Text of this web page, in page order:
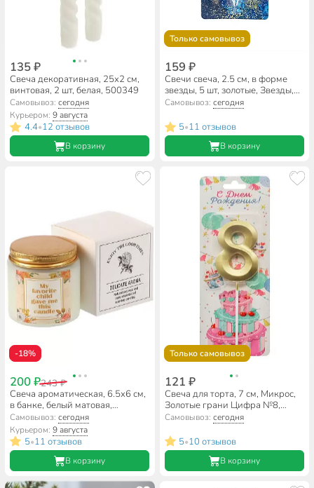
135 ₽
Свеча декоративная, 25х2 см,
винтовая, 2 шт, белая, 500349
Самовывоз:сегодня
Курьером:9 августа
4.4•12 отзывов
В корзину
Только самовывоз
159 ₽
Свечи свеча, 2.5 см, в форме
звезды, 5 шт, золотые, Звезды,
Ч53134
Самовывоз: сегодня
5•11 отзывов
В корзину
-18%
200 ₽243 ₽
Свеча ароматическая, 6.5х6 см,
в банке, белый матовая,
парафин, аромат и дизайн в
ассортименте, А030149
Самовывоз:сегодня
Курьером:9 августа
5•11 отзывов
В корзину
Только самовывоз
121 ₽
Свеча для торта, 7 см, Микрос,
Золотые грани Цифра №8,
Ч54385
Самовывоз: сегодня
5•10 отзывов
В корзину